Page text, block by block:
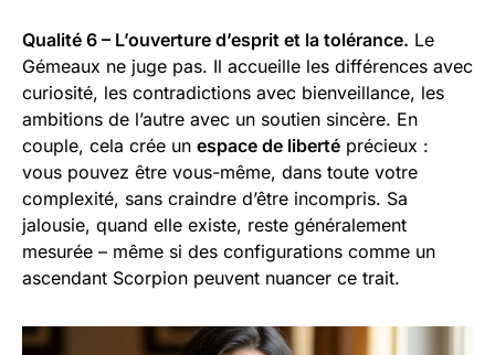
Qualité 6 – L’ouverture d’esprit et la tolérance. Le
Gémeaux ne juge pas. Il accueille les différences avec
curiosité, les contradictions avec bienveillance, les
ambitions de l’autre avec un soutien sincère. En
couple, cela crée un espace de liberté précieux :
vous pouvez être vous-même, dans toute votre
complexité, sans craindre d’être incompris. Sa
jalousie, quand elle existe, reste généralement
mesurée – même si des configurations comme un
ascendant Scorpion peuvent nuancer ce trait.